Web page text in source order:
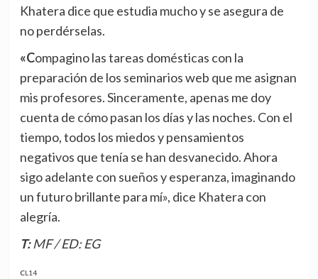
Khatera dice que estudia mucho y se asegura de
no perdérselas.
«Compagino las tareas domésticas con la
preparación de los seminarios web que me asignan
mis profesores. Sinceramente, apenas me doy
cuenta de cómo pasan los días y las noches. Con el
tiempo, todos los miedos y pensamientos
negativos que tenía se han desvanecido. Ahora
sigo adelante con sueños y esperanza, imaginando
un futuro brillante para mí», dice Khatera con
alegría.
T: MF / ED: EG
CL14